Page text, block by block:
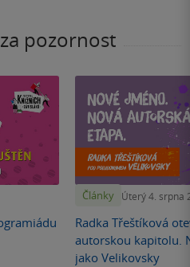
pozornost
Články Úterý 4. srpna
Radka Třeštíková
autorskou kapitolu.
jako Velikovsky